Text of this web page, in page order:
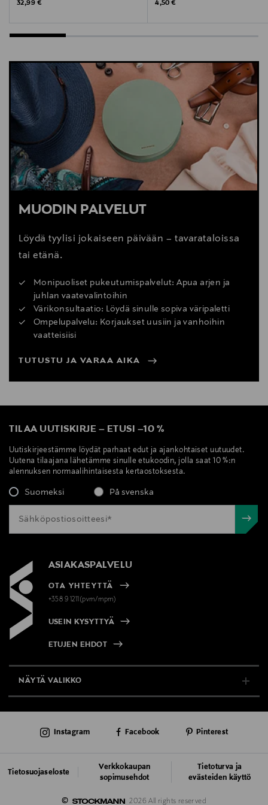
Original Price
32,99 €
Original Price
4,50 €
MUODIN PALVELUT
Löydä tyylisi jokaiseen päivään – tavarataloissa
tai etänä.
Monipuoliset pukeutumispalvelut: Apua arjen ja
juhlan vaatevalintoihin
Värikonsultaatio: Löydä sinulle sopiva väripaletti
Ompelupalvelu: Korjaukset uusiin ja vanhoihin
vaatteisiisi
TUTUSTU JA VARAA AIKA
TILAA UUTISKIRJE – ETUSI –10 %
Uutiskirjeestämme löydät parhaat edut ja ajankohtaiset uutuudet.
Uutena tilaajana lähetämme sinulle etukoodin, jolla saat 10 %:n
alennuksen normaalihintaisesta kertaostoksesta.
Suomeksi På svenska
ASIAKASPALVELU
OTA YHTEYTTÄ
+358 9 1211(pvm/mpm)
USEIN KYSYTTYÄ
ETUJEN EHDOT
NÄYTÄ VALIKKO
AJANKOHTAISTA
©
2026 All rights reserved
Tietosuojaseloste
Verkkokaupan
sopimusehdot
Tietoturva ja
evästeiden käyttö
Instagram Facebook Pinterest